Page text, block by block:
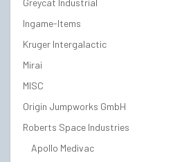
Greycat Industrial
Ingame-Items
Kruger Intergalactic
Mirai
MISC
Origin Jumpworks GmbH
Roberts Space Industries
Apollo Medivac